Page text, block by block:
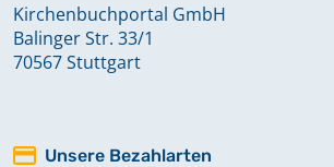
Wolfsbronn
Kirchenbuchportal GmbH
Balinger Str. 33/1
70567 Stuttgart
Unsere Bezahlarten